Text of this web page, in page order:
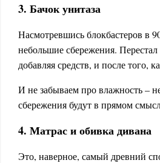
3. Бачок унитаза
Насмотревшись блокбастеров в
небольшие сбережения. Перестал
добавляя средств, и после того,
И не забываем про влажность –
сбережения будут в прямом
4. Матрас и обивка дивана
Это, наверное, самый древний